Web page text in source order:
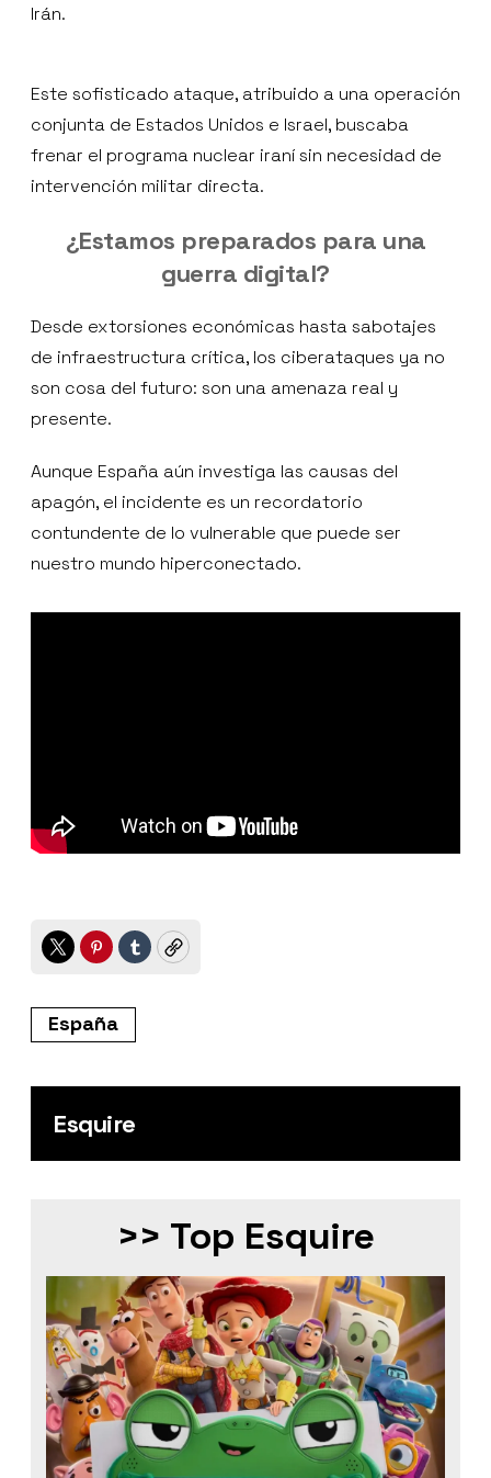
Irán.
Este sofisticado ataque, atribuido a una operación
conjunta de Estados Unidos e Israel, buscaba
frenar el programa nuclear iraní sin necesidad de
intervención militar directa.
¿Estamos preparados para una
guerra digital?
Desde extorsiones económicas hasta sabotajes
de infraestructura crítica, los ciberataques ya no
son cosa del futuro: son una amenaza real y
presente.
Aunque España aún investiga las causas del
apagón, el incidente es un recordatorio
contundente de lo vulnerable que puede ser
nuestro mundo hiperconectado.
TwitterPinterest
TumblrCopy
España
Esquire
>> Top Esquire